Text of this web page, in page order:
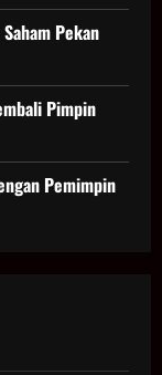
Pekan
Pimpin
Pemimpin